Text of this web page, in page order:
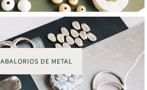
ABALORIOS DE METAL